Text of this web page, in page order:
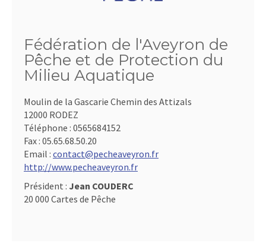
Fédération de l'Aveyron de
Pêche et de Protection du
Milieu Aquatique
Moulin de la Gascarie Chemin des Attizals
12000 RODEZ
Téléphone : 0565684152
Fax : 05.65.68.50.20
Email : contact@pecheaveyron.fr
http://www.pecheaveyron.fr
Président : Jean COUDERC
20 000 Cartes de Pêche